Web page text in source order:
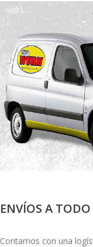
ENVÍOS A TODO
Contamos con una